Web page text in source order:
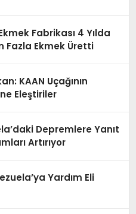
Fabrikası 4 Yılda
Fazla Ekmek Üretti
KAAN Uçağının
Eleştiriler
Depremlere Yanıt
Artırıyor
Yardım Eli